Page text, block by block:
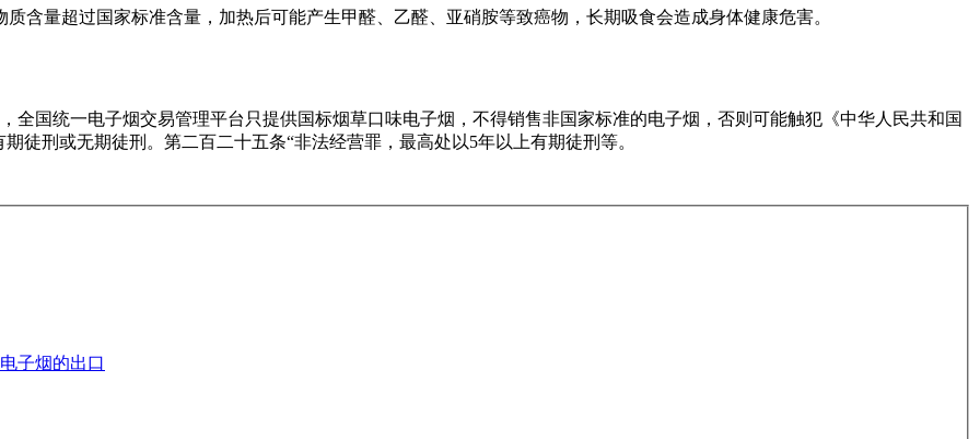
含量超过国家标准含量，加热后可能产生甲醛、乙醛、亚硝胺等致癌物，长期吸食会造成身体健康危害。
全国统一电子烟交易管理平台只提供国标烟草口味电子烟，不得销售非国家标准的电子烟，否则可能触犯《中华人民共和国
徒刑或无期徒刑。第二百二十五条“非法经营罪，最高处以5年以上有期徒刑等。
子烟的出口